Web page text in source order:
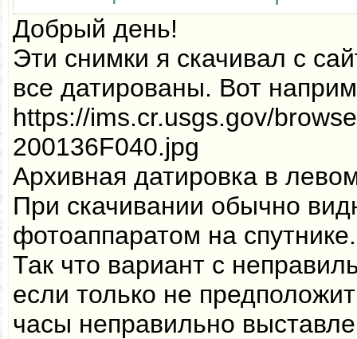
Добрый день!
Эти снимки я скачивал с
все датированы. Вот
https://ims.cr.usgs.gov/
200136F040.jpg
Архивная датировка в
При скачивании обычно
фотоаппаратом на спутнике.
Так что вариант с
если только не
часы неправильно